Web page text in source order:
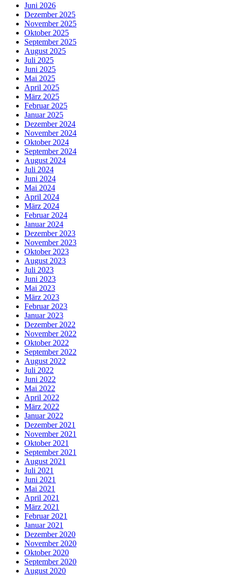
Juni 2026
Dezember 2025
November 2025
Oktober 2025
September 2025
August 2025
Juli 2025
Juni 2025
Mai 2025
April 2025
März 2025
Februar 2025
Januar 2025
Dezember 2024
November 2024
Oktober 2024
September 2024
August 2024
Juli 2024
Juni 2024
Mai 2024
April 2024
März 2024
Februar 2024
Januar 2024
Dezember 2023
November 2023
Oktober 2023
August 2023
Juli 2023
Juni 2023
Mai 2023
März 2023
Februar 2023
Januar 2023
Dezember 2022
November 2022
Oktober 2022
September 2022
August 2022
Juli 2022
Juni 2022
Mai 2022
April 2022
März 2022
Januar 2022
Dezember 2021
November 2021
Oktober 2021
September 2021
August 2021
Juli 2021
Juni 2021
Mai 2021
April 2021
März 2021
Februar 2021
Januar 2021
Dezember 2020
November 2020
Oktober 2020
September 2020
August 2020